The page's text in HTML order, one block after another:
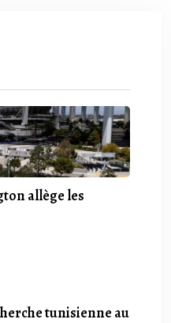
allège les
tunisienne au